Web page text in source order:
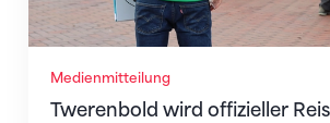
Medienmitteilung
Twerenbold wird offizieller